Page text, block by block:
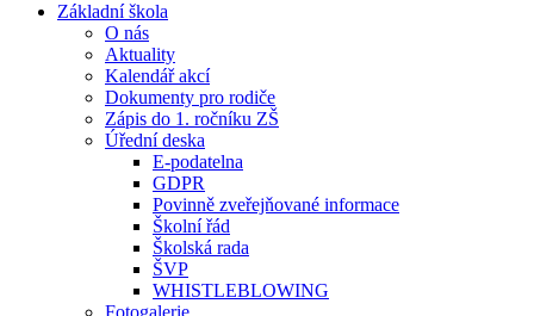
Základní škola
O nás
Aktuality
Kalendář akcí
Dokumenty pro rodiče
Zápis do 1. ročníku ZŠ
Úřední deska
E-podatelna
GDPR
Povinně zveřejňované informace
Školní řád
Školská rada
ŠVP
WHISTLEBLOWING
Fotogalerie